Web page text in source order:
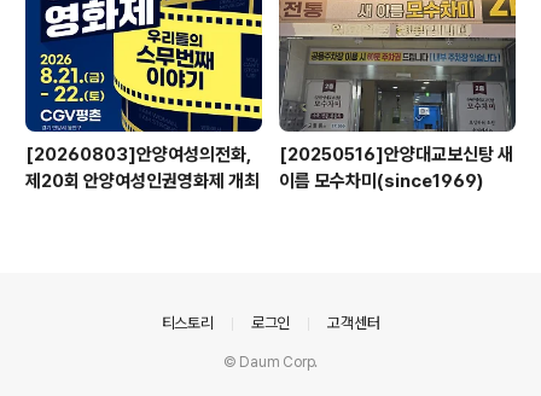
[20260803]안양여성의전화,
제20회 안양여성인권영화제 개최
[20250516]안양대교보신탕 새
이름 모수차미(since1969)
티스토리 로그인 고객센터
© Daum Corp.